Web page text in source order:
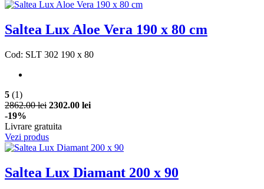
Saltea Lux Aloe Vera 190 x 80 cm
Cod: SLT 302 190 x 80
5 (1)
2862.00 lei 2302.00 lei
-19%
Livrare gratuita
Vezi produs
Saltea Lux Diamant 200 x 90